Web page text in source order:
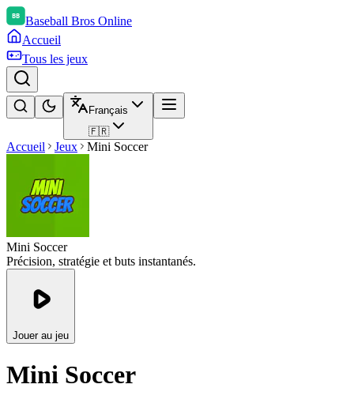
Baseball Bros Online
Accueil
Tous les jeux
Français
🇫🇷
Accueil Jeux Mini Soccer
Mini Soccer
Précision, stratégie et buts instantanés.
Jouer au jeu
Mini Soccer